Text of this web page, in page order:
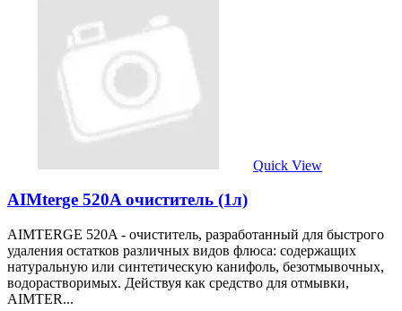
Quick View
AIMterge 520A очиститель (1л)
AIMTERGE 520A - очиститель, разработанный для быстрого
удаления остатков различных видов флюса: содержащих
натуральную или синтетическую канифоль, безотмывочных,
водорастворимых. Действуя как средство для отмывки,
AIMTER...